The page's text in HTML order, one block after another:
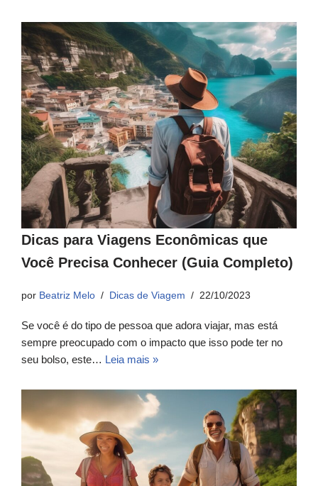
Dicas para Viagens Econômicas que
Você Precisa Conhecer (Guia Completo)
por Beatriz Melo Dicas de Viagem 22/10/2023
Se você é do tipo de pessoa que adora viajar, mas está
sempre preocupado com o impacto que isso pode ter no
seu bolso, este… Leia mais »